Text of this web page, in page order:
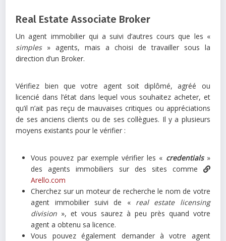
Real Estate Associate Broker
Un agent immobilier qui a suivi d’autres cours que les «
simples» agents, mais a choisi de travailler sous la
direction d’un Broker.
Vérifiez bien que votre agent soit diplômé, agréé ou
licencié dans l’état dans lequel vous souhaitez acheter, et
qu’il n’ait pas reçu de mauvaises critiques ou appréciations
de ses anciens clients ou de ses collègues. Il y a plusieurs
moyens existants pour le vérifier :
Vous pouvez par exemple vérifier les « credentials »
des agents immobiliers sur des sites comme
Arello.com
Cherchez sur un moteur de recherche le nom de votre
agent immobilier suivi de « real estate licensing
division », et vous saurez à peu près quand votre
agent a obtenu sa licence.
Vous pouvez également demander à votre agent